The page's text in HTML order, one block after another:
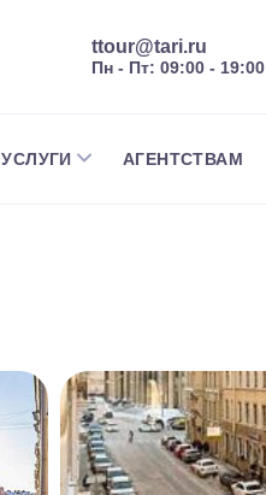
ttour@tari.ru
Пн - Пт: 09:00 - 19:00
УСЛУГИ АГЕНТСТВАМ